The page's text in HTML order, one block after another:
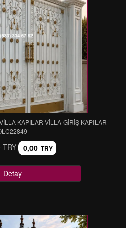
KAPILAR-VİLLA GİRİŞ KAPILAR
TRY 0,00 TRY
Detay